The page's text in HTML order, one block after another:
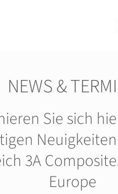
NEWS &
Sie sich
3A
Europe